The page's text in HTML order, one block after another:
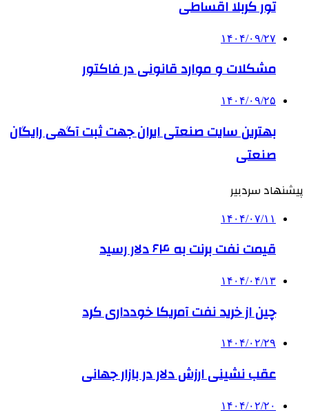
تور کربلا اقساطی
۱۴۰۴/۰۹/۲۷
مشکلات و موارد قانونی در فاکتور
۱۴۰۴/۰۹/۲۵
بهترین ‌سایت صنعتی ایران جهت ثبت آگهی رایگان
صنعتی
پیشنهاد سردبیر
۱۴۰۴/۰۷/۱۱
قیمت نفت برنت به ۶۴ دلار رسید
۱۴۰۴/۰۴/۱۳
چین از خرید نفت آمریکا خودداری کرد
۱۴۰۴/۰۲/۲۹
عقب نشینی ارزش دلار در بازار جهانی
۱۴۰۴/۰۲/۲۰